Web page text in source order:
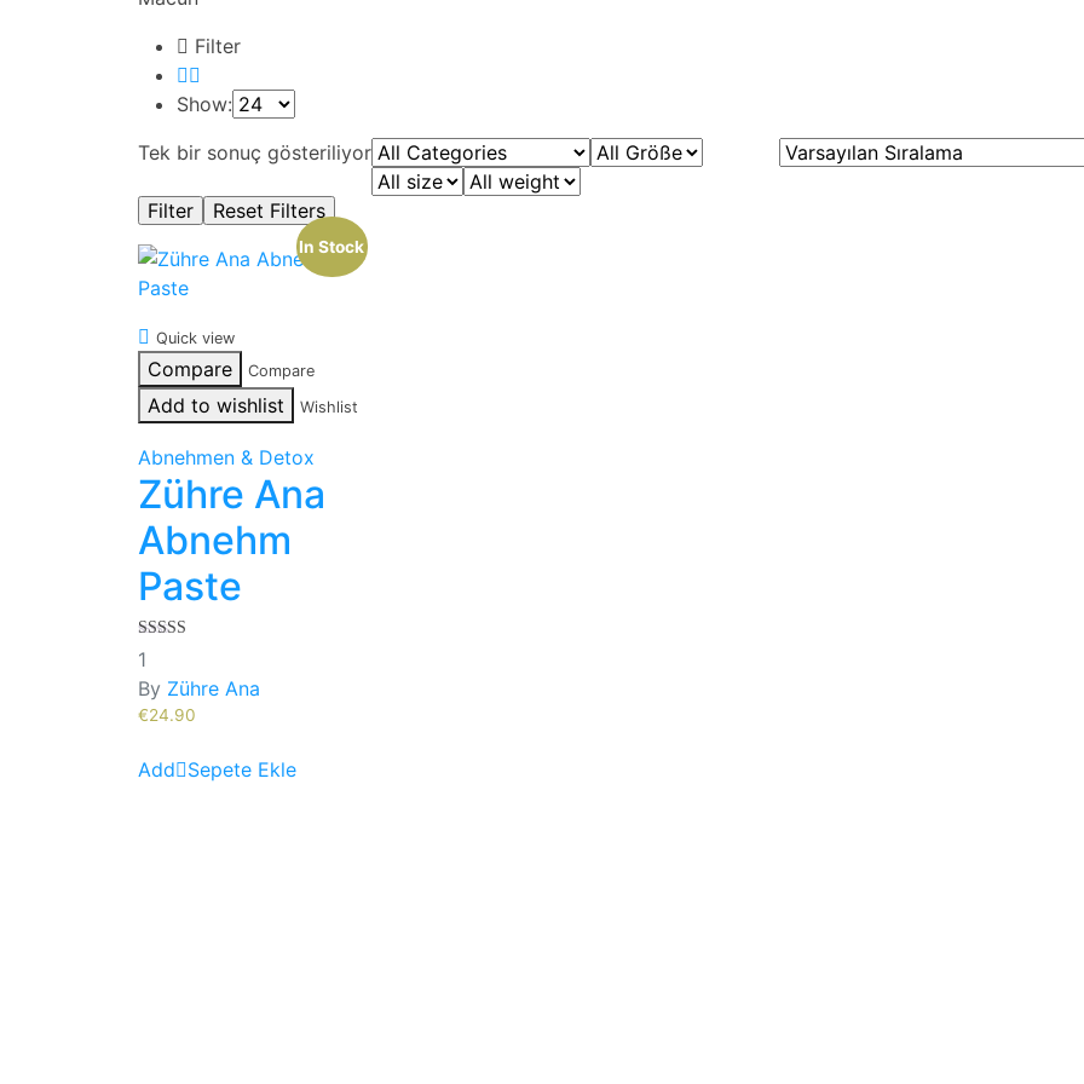
Filter
Show:
Tek bir sonuç gösteriliyor
Quick view
Compare Compare
Add to wishlist Wishlist
In Stock
Abnehmen & Detox
Zühre Ana
Abnehm
Paste
5.00
out of 5
1
By Zühre Ana
€24.90
Sepete Ekle